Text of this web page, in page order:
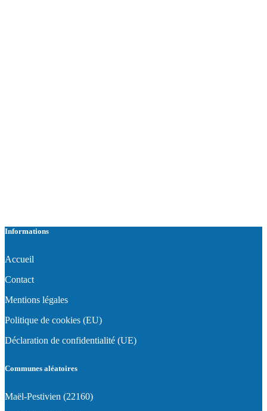
Informations
Accueil
Contact
Mentions légales
Politique de cookies (EU)
Déclaration de confidentialité (UE)
Communes aléatoires
Maël-Pestivien (22160)